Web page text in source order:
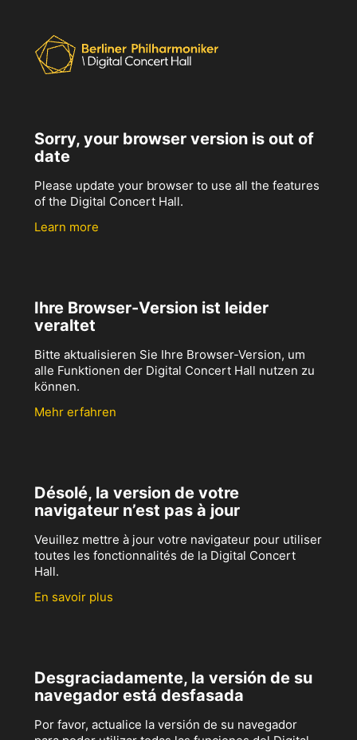
Sorry, your browser version is out of
date
Please update your browser to use all the features
of the Digital Concert Hall.
Learn more
Ihre Browser-Version ist leider
veraltet
Bitte aktualisieren Sie Ihre Browser-Version, um
alle Funktionen der Digital Concert Hall nutzen zu
können.
Mehr erfahren
Désolé, la version de votre
navigateur n’est pas à jour
Veuillez mettre à jour votre navigateur pour utiliser
toutes les fonctionnalités de la Digital Concert
Hall.
En savoir plus
Desgraciadamente, la versión de su
navegador está desfasada
Por favor, actualice la versión de su navegador